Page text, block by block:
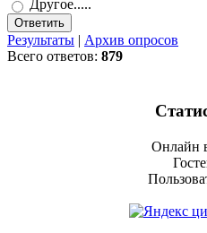
Другое.....
Результаты | Архив опросов
Всего ответов: 879
Онлайн